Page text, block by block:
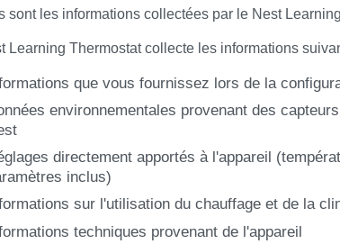
sont les informations collectées par le Nest
Learning Thermostat collecte les informations
que vous fournissez lors de la
environnementales provenant des
directement apportés à l'appareil
inclus)
sur l'utilisation du chauffage et de la
techniques provenant de l'appareil